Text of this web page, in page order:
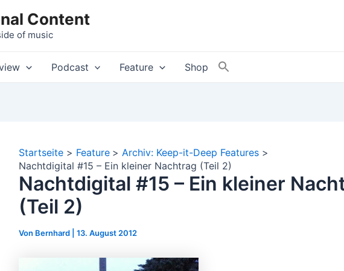
Content
of music
Podcast Feature Shop
Startseite Feature
Archiv: Keep-it-Deep Features
Nachtdigital #15 – Ein kleiner Nachtrag (Teil 2)
Nachtdigital #15 – Ein kleiner
(Teil 2)
Von Bernhard 13. August 2012